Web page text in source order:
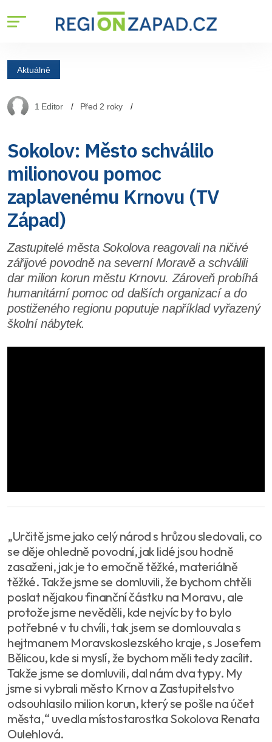
Aktuálně
1 Editor Před 2 roky
Sokolov: Město schválilo
milionovou pomoc
zaplavenému Krnovu (TV
Západ)
Zastupitelé města Sokolova reagovali na ničivé
zářijové povodně na severní Moravě a schválili
dar milion korun městu Krnovu. Zároveň probíhá
humanitární pomoc od dalších organizací a do
postiženého regionu poputuje například vyřazený
školní nábytek.
„Určitě jsme jako celý národ s hrůzou sledovali, co
se děje ohledně povodní, jak lidé jsou hodně
zasaženi, jak je to emočně těžké, materiálně
těžké. Takže jsme se domluvili, že bychom chtěli
poslat nějakou finanční částku na Moravu, ale
protože jsme nevěděli, kde nejvíc by to bylo
potřebné v tu chvíli, tak jsem se domlouvala s
hejtmanem Moravskoslezského kraje, s Josefem
Bělicou, kde si myslí, že bychom měli tedy zacílit.
Takže jsme se domluvili, dal nám dva typy. My
jsme si vybrali město Krnov a Zastupitelstvo
odsouhlasilo milion korun, který se pošle na účet
města,“ uvedla místostarostka Sokolova Renata
Oulehlová.